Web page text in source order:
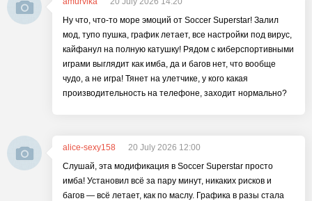
Ну что, что-то море эмоций от Soccer Superstar! Залил
мод, тупо пушка, график летает, все настройки под вирус,
кайфанул на полную катушку! Рядом с киберспортивными
играми выглядит как имба, да и багов нет, что вообще
чудо, а не игра! Тянет на улетчике, у кого какая
производительность на телефоне, заходит нормально?
alice-sexy158
20 July 2026 12:00
Слушай, эта модификация в Soccer Superstar просто
имба! Установил всё за пару минут, никаких рисков и
багов — всё летает, как по маслу. Графика в разы стала